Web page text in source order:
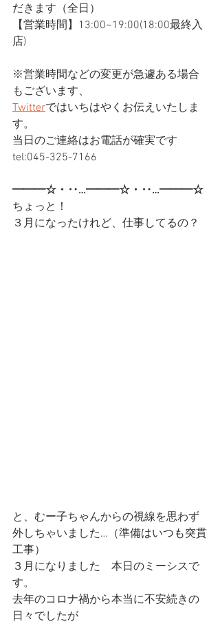
だきます（全日）
【営業時間】13:00~19:00(18:00最終入
店)
※営業時間などの変更が急遽ある場合
もございます、
Twitterではいちはやくお伝えいたしま
す。
当日のご連絡はお電話が確実です
tel:045-325-7166
━━━☆・‥…━━━☆・‥…━━━☆
ちょっと！
３月になったけれど、仕事してるの？
と、むー子ちゃんからの視線を思わず
外しちゃいました…（準備はいつも突貫
工事）
３月になりました　本日のミーシスで
す。
去年のコロナ禍から本当に不安続きの
日々でしたが